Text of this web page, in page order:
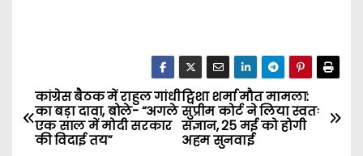
P
o
ट्विशा शर्मा मौत मामला:
सुप्रीम कोर्ट ने लिया स्वतः
संज्ञान, 25 मई को होगी
अहम सुनवाई
कांग्रेस बैठक में राहुल गांधी
का बड़ा दावा, बोले- “अगले
एक साल में मोदी सरकार
की विदाई तय”